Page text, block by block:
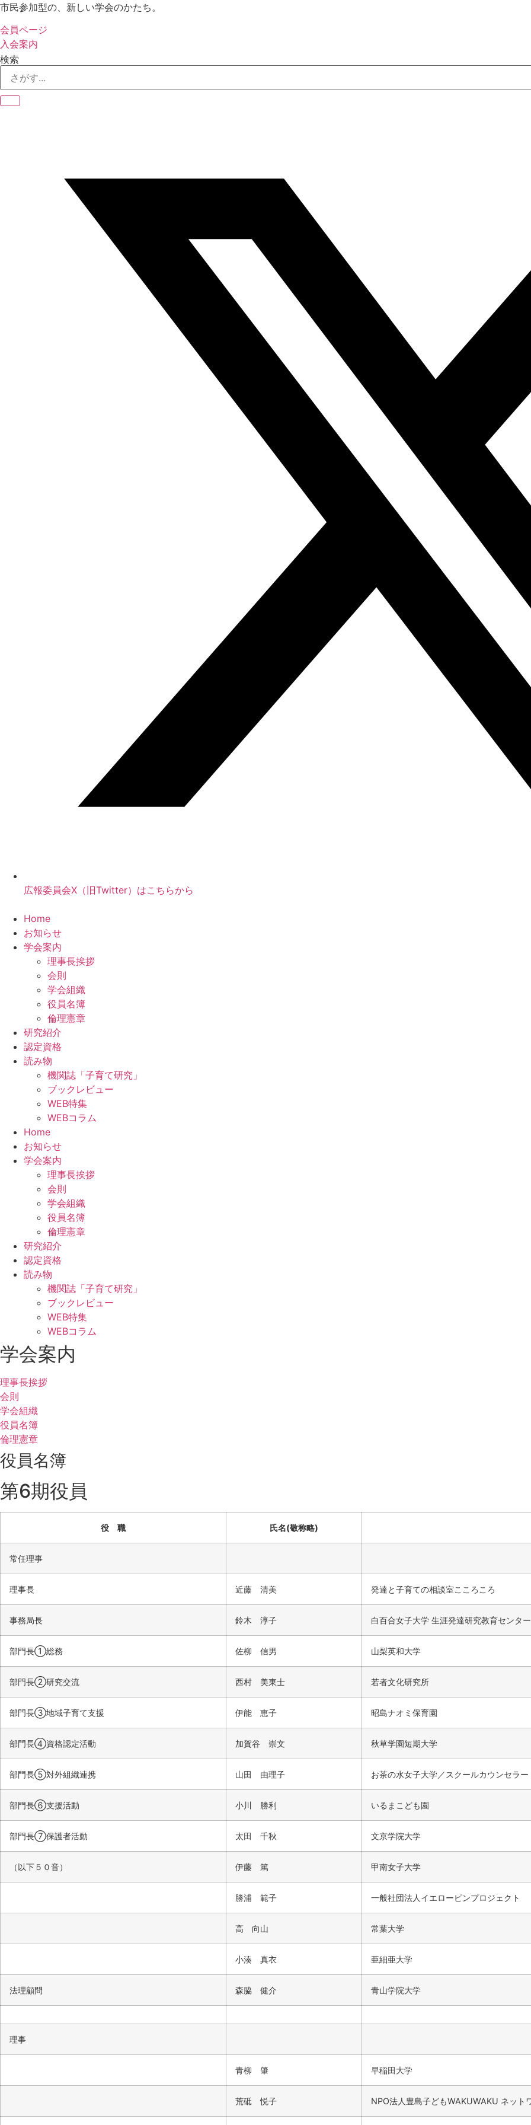
コ
テ
ン
ツ
ス
キ
市民参加型の、新しい学会のかたち。
会員ページ
入会案内
検索
広報委員会X（旧Twitter）はこちらから
Home
お知らせ
学会案内
理事長挨拶
会則
学会組織
役員名簿
倫理憲章
研究紹介
認定資格
読み物
機関誌「子育て研究」
ブックレビュー
WEB特集
WEBコラム
Home
お知らせ
学会案内
理事長挨拶
会則
学会組織
役員名簿
倫理憲章
研究紹介
認定資格
読み物
機関誌「子育て研究」
ブックレビュー
WEB特集
WEBコラム
学会案内
理事長挨拶
会則
学会組織
役員名簿
倫理憲章
役員名簿
第6期役員
役 職 氏名(敬称略)
常任理事
理事長 近藤 清美 発達と子育ての相談室こころころ
事務局長 鈴木 淳子 白百合女子大学 生涯発達研究教育センター
部門長①総務 佐柳 信男 山梨英和大学
部門長②研究交流 西村 美東士 若者文化研究所
部門長③地域子育て支援 伊能 恵子 昭島ナオミ保育園
部門長④資格認定活動 加賀谷 崇文 秋草学園短期大学
部門長⑤対外組織連携 山田 由理子 お茶の水女子大学／スクールカウンセラー
部門長⑥支援活動 小川 勝利 いるまこども園
部門長⑦保護者活動 太田 千秋 文京学院大学
（以下５０音） 伊藤 篤 甲南女子大学
勝浦 範子 一般社団法人イエローピンプロジェクト
高 向山 常葉大学
小湊 真衣 亜細亜大学
法理顧問 森脇 健介 青山学院大学
理事
青柳 肇 早稲田大学
荒砥 悦子 NPO法人豊島子どもWAKUWAKU ネット